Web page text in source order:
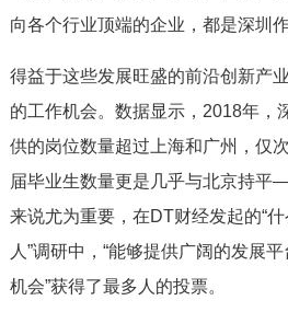
向各个行业顶端的企业，都是深圳
得益于这些发展旺盛的前沿创新产
的工作机会。数据显示，2018年，
供的岗位数量超过上海和广州，仅
届毕业生数量更是几乎与北京持平
来说尤为重要，在DT财经发起的“
人”调研中，“能够提供广阔的发展
机会”获得了最多人的投票。